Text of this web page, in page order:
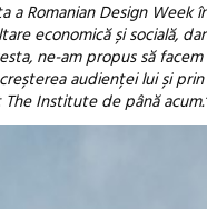
a Romanian Design
economică și socială,
ne-am propus să
audienței lui și
Institute de până